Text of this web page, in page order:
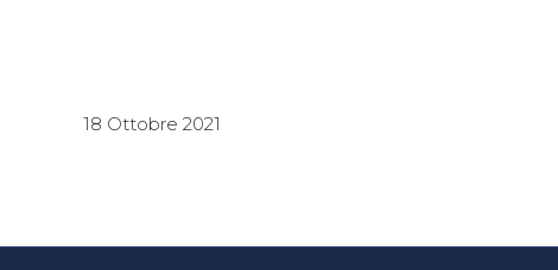
18 Ottobre 2021